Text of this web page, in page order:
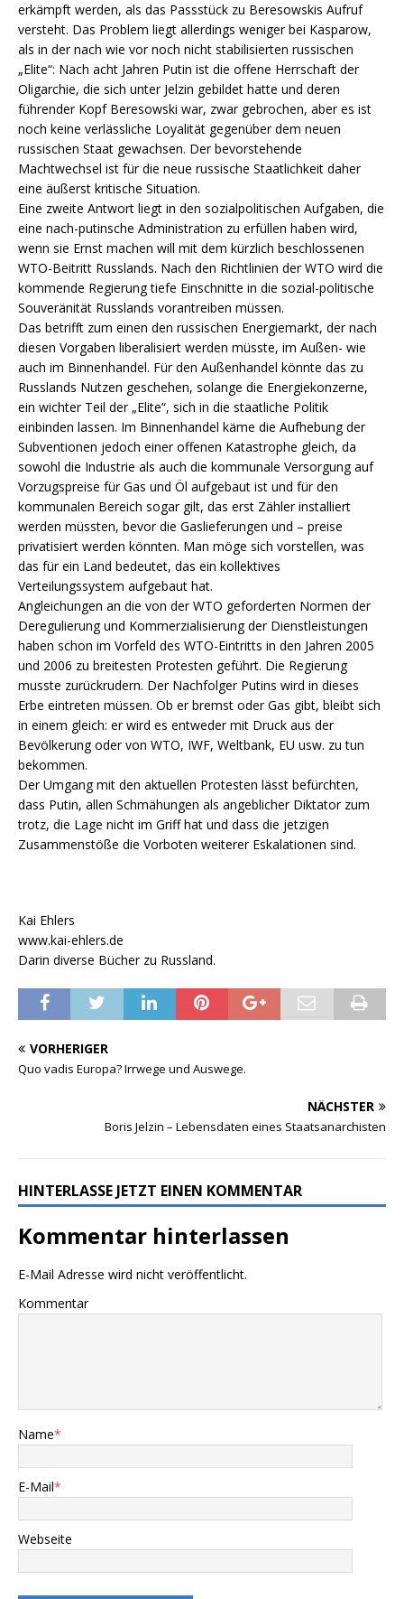
erkämpft werden, als das Passstück zu Beresowskis Aufruf
versteht. Das Problem liegt allerdings weniger bei Kasparow,
als in der nach wie vor noch nicht stabilisierten russischen
„Elite“: Nach acht Jahren Putin ist die offene Herrschaft der
Oligarchie, die sich unter Jelzin gebildet hatte und deren
führender Kopf Beresowski war, zwar gebrochen, aber es ist
noch keine verlässliche Loyalität gegenüber dem neuen
russischen Staat gewachsen. Der bevorstehende
Machtwechsel ist für die neue russische Staatlichkeit daher
eine äußerst kritische Situation.
Eine zweite Antwort liegt in den sozialpolitischen Aufgaben, die
eine nach-putinsche Administration zu erfüllen haben wird,
wenn sie Ernst machen will mit dem kürzlich beschlossenen
WTO-Beitritt Russlands. Nach den Richtlinien der WTO wird die
kommende Regierung tiefe Einschnitte in die sozial-politische
Souveränität Russlands vorantreiben müssen.
Das betrifft zum einen den russischen Energiemarkt, der nach
diesen Vorgaben liberalisiert werden müsste, im Außen- wie
auch im Binnenhandel. Für den Außenhandel könnte das zu
Russlands Nutzen geschehen, solange die Energiekonzerne,
ein wichter Teil der „Elite“, sich in die staatliche Politik
einbinden lassen. Im Binnenhandel käme die Aufhebung der
Subventionen jedoch einer offenen Katastrophe gleich, da
sowohl die Industrie als auch die kommunale Versorgung auf
Vorzugspreise für Gas und Öl aufgebaut ist und für den
kommunalen Bereich sogar gilt, das erst Zähler installiert
werden müssten, bevor die Gaslieferungen und – preise
privatisiert werden könnten. Man möge sich vorstellen, was
das für ein Land bedeutet, das ein kollektives
Verteilungssystem aufgebaut hat.
Angleichungen an die von der WTO geforderten Normen der
Deregulierung und Kommerzialisierung der Dienstleistungen
haben schon im Vorfeld des WTO-Eintritts in den Jahren 2005
und 2006 zu breitesten Protesten geführt. Die Regierung
musste zurückrudern. Der Nachfolger Putins wird in dieses
Erbe eintreten müssen. Ob er bremst oder Gas gibt, bleibt sich
in einem gleich: er wird es entweder mit Druck aus der
Bevölkerung oder von WTO, IWF, Weltbank, EU usw. zu tun
bekommen.
Der Umgang mit den aktuellen Protesten lässt befürchten,
dass Putin, allen Schmähungen als angeblicher Diktator zum
trotz, die Lage nicht im Griff hat und dass die jetzigen
Zusammenstöße die Vorboten weiterer Eskalationen sind.
Kai Ehlers
www.kai-ehlers.de
Darin diverse Bücher zu Russland.
VORHERIGER
Quo vadis Europa? Irrwege und Auswege.
NÄCHSTER
Boris Jelzin – Lebensdaten eines Staatsanarchisten
HINTERLASSE JETZT EINEN KOMMENTAR
Kommentar hinterlassen
E-Mail Adresse wird nicht veröffentlicht.
Kommentar
Name*
E-Mail*
Webseite